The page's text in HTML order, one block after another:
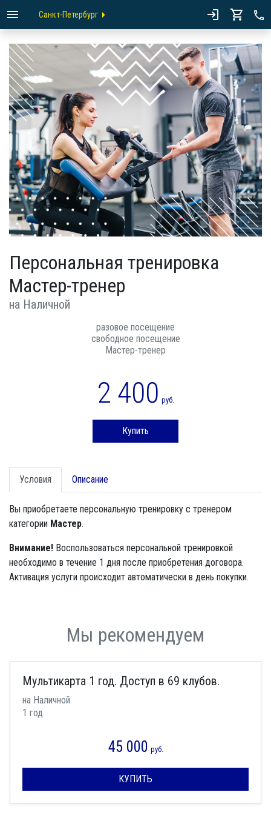
Санкт-Петербург
Персональная тренировка
Мастер-тренер
на Наличной
разовое посещение
свободное посещение
Мастер-тренер
2 400 руб.
Купить
Условия Описание
Вы приобретаете персональную тренировку с тренером
категории Мастер.
Внимание! Воспользоваться персональной тренировкой
необходимо в течение 1 дня после приобретения договора.
Активация услуги происходит автоматически в день покупки.
Мы рекомендуем
Мультикарта 1 год. Доступ в 69 клубов.
на Наличной
1 год
45 000 руб.
КУПИТЬ